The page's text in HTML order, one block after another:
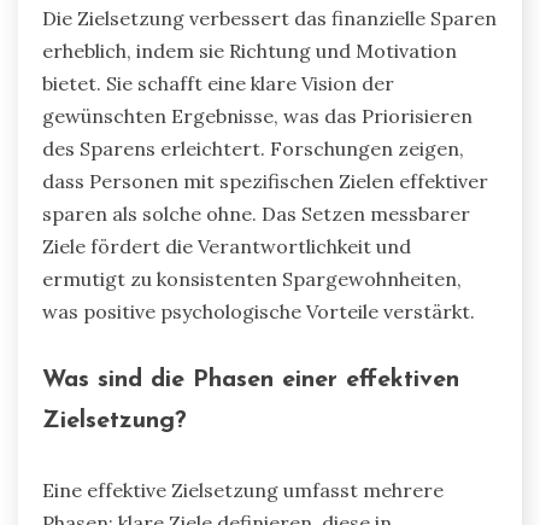
Die Zielsetzung verbessert das finanzielle Sparen
erheblich, indem sie Richtung und Motivation
bietet. Sie schafft eine klare Vision der
gewünschten Ergebnisse, was das Priorisieren
des Sparens erleichtert. Forschungen zeigen,
dass Personen mit spezifischen Zielen effektiver
sparen als solche ohne. Das Setzen messbarer
Ziele fördert die Verantwortlichkeit und
ermutigt zu konsistenten Spargewohnheiten,
was positive psychologische Vorteile verstärkt.
Was sind die Phasen einer effektiven
Zielsetzung?
Eine effektive Zielsetzung umfasst mehrere